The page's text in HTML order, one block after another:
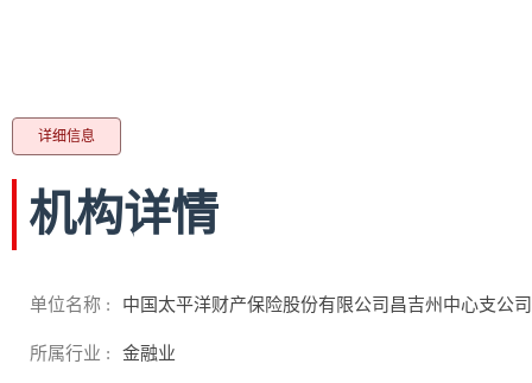
详细信息
机构详情
单位名称 : 中国太平洋财产保险股份有限公司昌吉州中心支公司
所属行业 : 金融业